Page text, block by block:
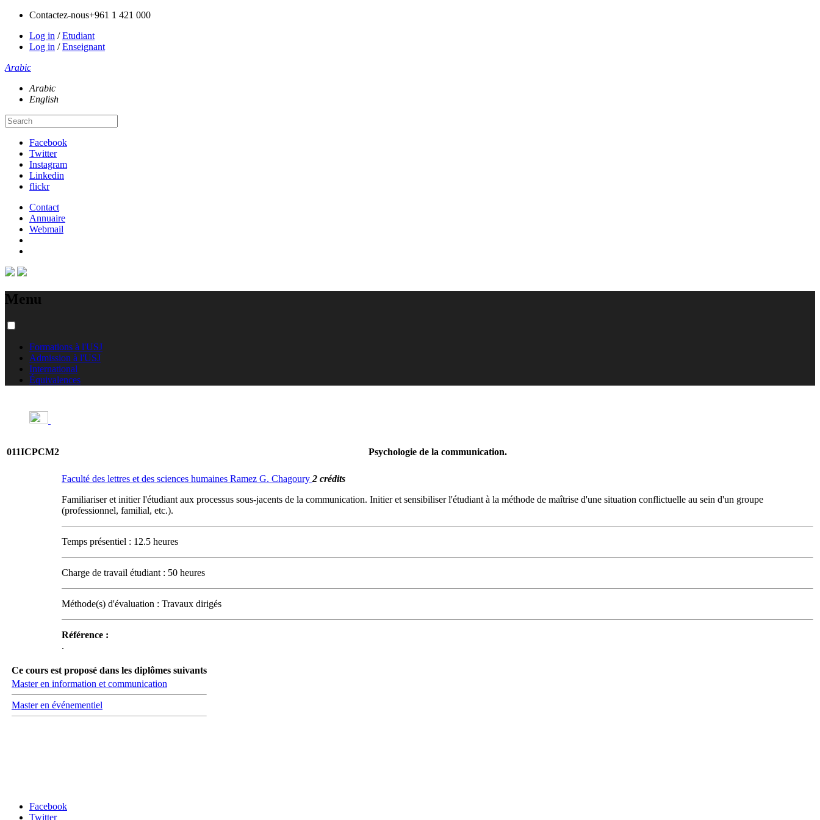
Contactez-nous+961 1 421 000
Log in /Etudiant
Log in /Enseignant
Arabic
Arabic
English
Facebook
Twitter
Instagram
Linkedin
flickr
Contact
Annuaire
Webmail
Menu
Formations à l'USJ
Admission à l'USJ
International
Équivalences
011ICPCM2 Psychologie de la communication.
Faculté des lettres et des sciences humaines Ramez G. Chagoury 2 crédits
Familiariser et initier l'étudiant aux processus sous-jacents de la communication. Initier et sensibiliser l'étudiant à la méthode de maîtrise d'une situation conflictuelle au sein d'un groupe
(professionnel, familial, etc.).
Temps présentiel : 12.5 heures
Charge de travail étudiant : 50 heures
Méthode(s) d'évaluation : Travaux dirigés
Référence :
.
Ce cours est proposé dans les diplômes suivants
Master en information et communication
Master en événementiel
Facebook
Twitter